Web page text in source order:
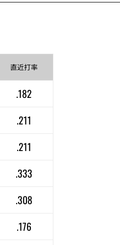
直近打率
.182
.211
.211
.333
.308
.176